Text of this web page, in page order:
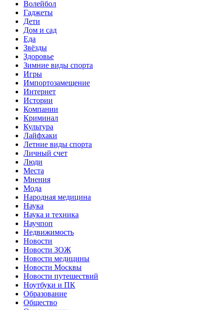
Волейбол
Гаджеты
Дети
Дом и сад
Еда
Звёзды
Здоровье
Зимние виды спорта
Игры
Импортозамещение
Интернет
Истории
Компании
Криминал
Культура
Лайфхаки
Летние виды спорта
Личный счет
Люди
Места
Мнения
Мода
Народная медицина
Наука
Наука и техника
Научпоп
Недвижимость
Новости
Новости ЗОЖ
Новости медицины
Новости Москвы
Новости путешествий
Ноутбуки и ПК
Образование
Общество